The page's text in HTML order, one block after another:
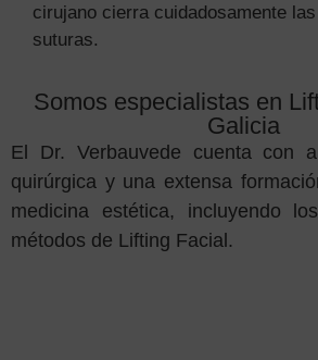
cirujano cierra cuidadosamente
suturas.
Somos especialistas en
Galicia
El Dr. Verbauvede cuenta con
quirúrgica y una extensa
medicina estética, incluyendo
métodos de Lifting Facial.